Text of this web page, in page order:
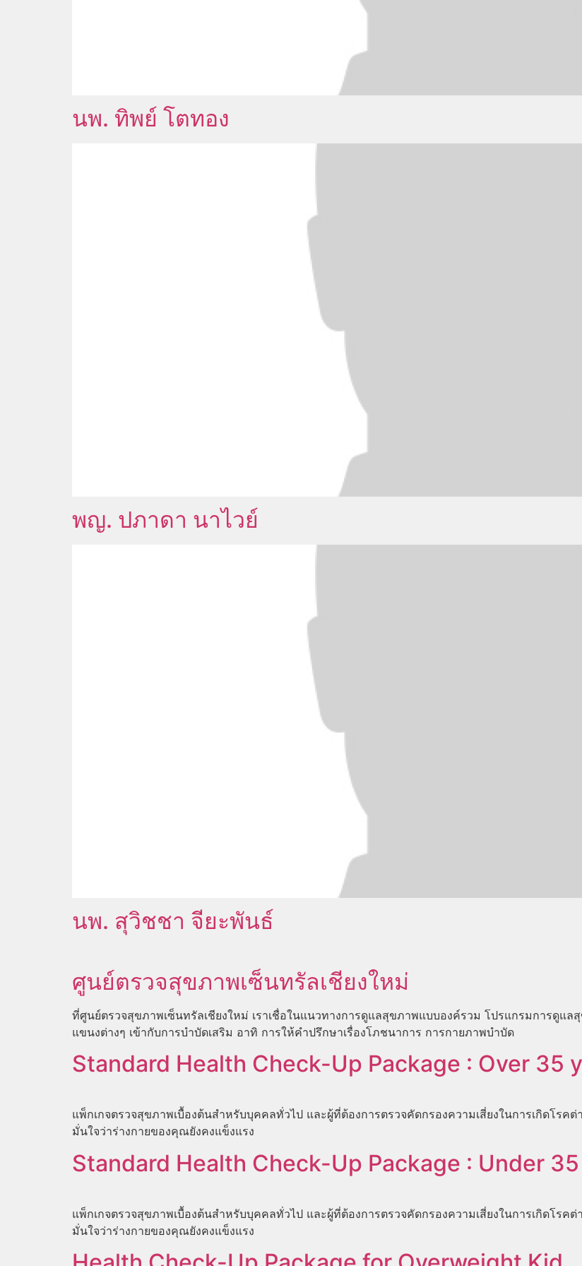
นพ. ทิพย์ โตทอง
พญ. ปภาดา นาไวย์
นพ. สุวิชชา จียะพันธ์
ศูนย์ตรวจสุขภาพเซ็นทรัลเชียงใหม่
ที่ศูนย์ตรวจสุขภาพเซ็นทรัลเชียงใหม่ เราเชื่อในแนวทางการดูแลสุขภาพแบบองค์รวม โปรแกรมการดูแ
แขนงต่างๆ เข้ากับการบำบัดเสริม อาทิ การให้คำปรึกษาเรื่องโภชนาการ การกายภาพบำบัด
Standard Health Check-Up Package : Over 35
แพ็กเกจตรวจสุขภาพเบื้องต้นสำหรับบุคคลทั่วไป และผู้ที่ต้องการตรวจคัดกรองความเสี่ยงในการเกิดโร
มั่นใจว่าร่างกายของคุณยังคงแข็งแรง
Standard Health Check-Up Package : Under
แพ็กเกจตรวจสุขภาพเบื้องต้นสำหรับบุคคลทั่วไป และผู้ที่ต้องการตรวจคัดกรองความเสี่ยงในการเกิดโร
มั่นใจว่าร่างกายของคุณยังคงแข็งแรง